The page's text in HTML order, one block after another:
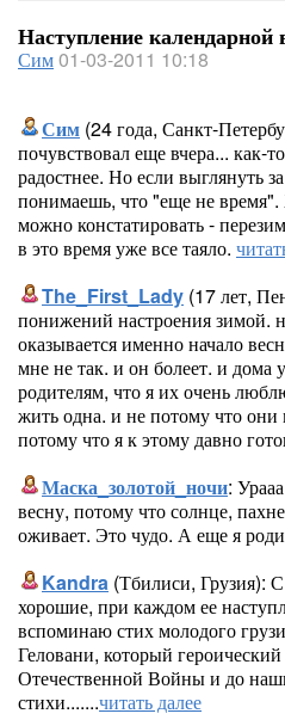
Наступление календарной
Сим01-03-2011 10:18
Сим (24 года, Санкт-
почувствовал еще вчера... как-
радостнее. Но если выглянуть
понимаешь, что "еще не
можно констатировать -
в это время уже все таяло.
The_First_Lady (17 лет,
понижений настроения зимой.
оказывается именно начало
мне не так. и он болеет. и дома
родителям, что я их очень
жить одна. и не потому что они
потому что я к этому давно
Маска_золотой_ночи:
весну, потому что солнце,
оживает. Это чудо. А еще я
Kandra (Тбилиси, Грузия):
хорошие, при каждом ее
вспоминаю стих молодого
Геловани, который
Отечественной Войны и до
стихи.......читать далее